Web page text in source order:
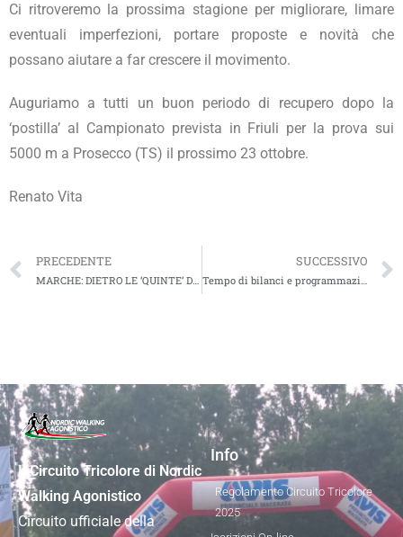
Ci ritroveremo la prossima stagione per migliorare, limare
eventuali imperfezioni, portare proposte e novità che
possano aiutare a far crescere il movimento.
Auguriamo a tutti un buon periodo di recupero dopo la
‘postilla’ al Campionato prevista in Friuli per la prova sui
5000 m a Prosecco (TS) il prossimo 23 ottobre.
Renato Vita
PRECEDENTE SUCCESSIVO
Il Circuito Tricolore di Nordic
Walking Agonistico
Circuito ufficiale della
Info
Regolamento Circuito Tricolore
2025